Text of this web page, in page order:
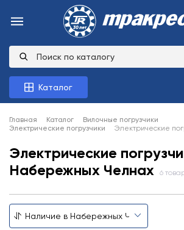
Каталог
Главная Каталог
Вилочные погрузчики
Электрические погрузчики
Электрические
Электрические
Набережных Челнах
6